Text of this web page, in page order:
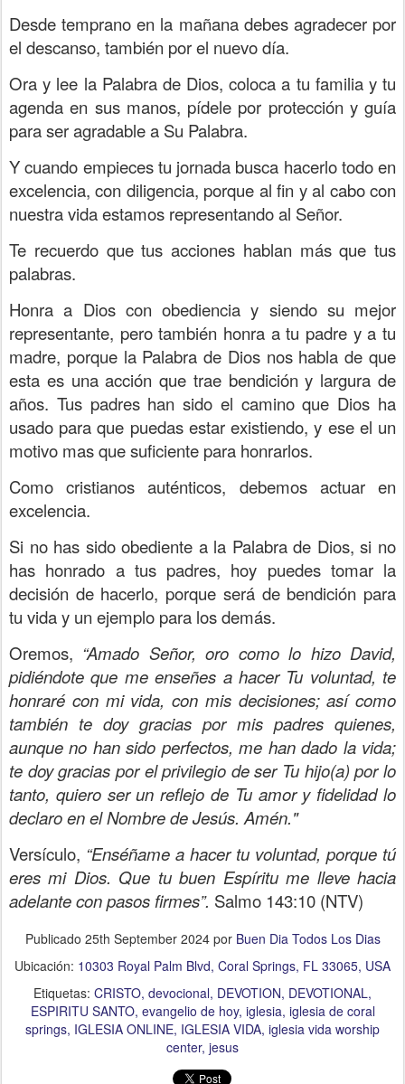
Desde temprano en la mañana debes agradecer por
el descanso, también por el nuevo día.
Ora y lee la Palabra de Dios, coloca a tu familia y tu
agenda en sus manos, pídele por protección y guía
para ser agradable a Su Palabra.
Y cuando empieces tu jornada busca hacerlo todo en
excelencia, con diligencia, porque al fin y al cabo con
nuestra vida estamos representando al Señor.
Te recuerdo que tus acciones hablan más que tus
palabras.
Honra a Dios con obediencia y siendo su mejor
representante, pero también honra a tu padre y a tu
madre, porque la Palabra de Dios nos habla de que
esta es una acción que trae bendición y largura de
años. Tus padres han sido el camino que Dios ha
usado para que puedas estar existiendo, y ese el un
motivo mas que suficiente para honrarlos.
Como cristianos auténticos, debemos actuar en
excelencia.
Si no has sido obediente a la Palabra de Dios, si no
has honrado a tus padres, hoy puedes tomar la
decisión de hacerlo, porque será de bendición para
tu vida y un ejemplo para los demás.
Oremos, “Amado Señor, oro como lo hizo David,
pidiéndote que me enseñes a hacer Tu voluntad, te
honraré con mi vida, con mis decisiones; así como
también te doy gracias por mis padres quienes,
aunque no han sido perfectos, me han dado la vida;
te doy gracias por el privilegio de ser Tu hijo(a) por lo
tanto, quiero ser un reflejo de Tu amor y fidelidad lo
declaro en el Nombre de Jesús. Amén."
Versículo, “Enséñame a hacer tu voluntad, porque tú
eres mi Dios. Que tu buen Espíritu me lleve hacia
adelante con pasos firmes”. Salmo 143:10 (NTV)
Publicado 25th September 2024por Buen Dia Todos Los Dias
Ubicación: 10303 Royal Palm Blvd, Coral Springs, FL 33065, USA
Etiquetas: CRISTO devocional DEVOTION DEVOTIONAL
ESPIRITU SANTO evangelio de hoy iglesia iglesia de coral
springs IGLESIA ONLINE IGLESIA VIDA iglesia vida worship
center jesus